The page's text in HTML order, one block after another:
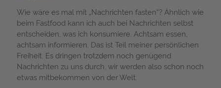
Wie wäre es mal mit „Nachrichten fasten“? Ähnlich wie
beim Fastfood kann ich auch bei Nachrichten selbst
entscheiden, was ich konsumiere. Achtsam essen,
achtsam informieren. Das ist Teil meiner persönlichen
Freiheit. Es dringen trotzdem noch genügend
Nachrichten zu uns durch, wir werden also schon noch
etwas mitbekommen von der Welt.